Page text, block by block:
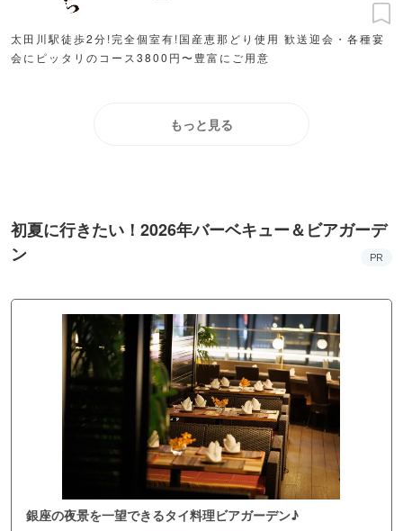
太田川駅徒歩2分!完全個室有!国産恵那どり使用 歓送迎会・各種宴
会にピッタリのコース3800円〜豊富にご用意
もっと見る
初夏に行きたい！2026年バーベキュー＆ビアガーデ
ン
PR
銀座の夜景を一望できるタイ料理ビアガーデン♪